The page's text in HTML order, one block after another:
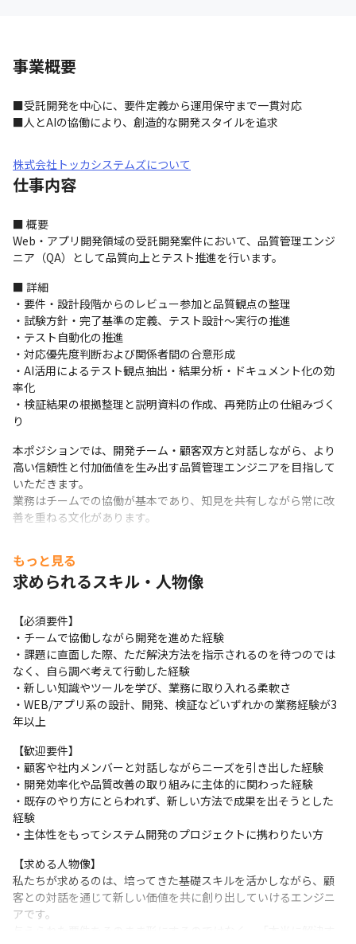
事業概要
■受託開発を中心に、要件定義から運用保守まで一貫対応
■人とAIの協働により、創造的な開発スタイルを追求
株式会社トッカシステムズについて
仕事内容
■ 概要
Web・アプリ開発領域の受託開発案件において、品質管理エンジ
ニア（QA）として品質向上とテスト推進を行います。
■ 詳細
・要件・設計段階からのレビュー参加と品質観点の整理
・試験方針・完了基準の定義、テスト設計～実行の推進
・テスト自動化の推進
・対応優先度判断および関係者間の合意形成
・AI活用によるテスト観点抽出・結果分析・ドキュメント化の効
率化
・検証結果の根拠整理と説明資料の作成、再発防止の仕組みづく
り
本ポジションでは、開発チーム・顧客双方と対話しながら、より
高い信頼性と付加価値を生み出す品質管理エンジニアを目指して
いただきます。
業務はチームでの協働が基本であり、知見を共有しながら常に改
善を重ねる文化があります。
当社は次のような領域で多くのプロジェクトを行っています。
お客様から高い評価をいただいており、リピートやご紹介で案件
・AIツールを活用した独自サービス・独自業務システムの実現支
援
・大規模・高性能・高セキュリティのWebシステム
・決済機能・認証
・API・クラウドサービス連携
・CMS・EC構築
１．受託開発：大手コンビニストアのオンライン決済アプリ
Web領域開発
システム全体構成の検討や、マルチベンダでの各社連携しての設
計・構築で中心的な役割を担っています。
AWSを基盤として使用し、数秒数千アクセスを処理し、セキュリ
ティレベルを要求されるミッションクリティカルなシステムのア
プリケーションを開発しています。
・フェーズ：業務・システム要件定義、基本設計、詳細設計、開
発、テスト、導入、保守
・言語：（サーバサイド）Java、（フロントエンド）
もっと見る
求められるスキル・人物像
【必須要件】
・チームで協働しながら開発を進めた経験
・課題に直面した際、ただ解決方法を指示されるのを待つのでは
なく、自ら調べ考えて行動した経験
・新しい知識やツールを学び、業務に取り入れる柔軟さ
・WEB/アプリ系の設計、開発、検証などいずれかの業務経験が3
年以上
【歓迎要件】
・顧客や社内メンバーと対話しながらニーズを引き出した経験
・開発効率化や品質改善の取り組みに主体的に関わった経験
・既存のやり方にとらわれず、新しい方法で成果を出そうとした
経験
・主体性をもってシステム開発のプロジェクトに携わりたい方
【求める人物像】
私たちが求めるのは、培ってきた基礎スキルを活かしながら、顧
客との対話を通じて新しい価値を共に創り出していけるエンジニ
アです。